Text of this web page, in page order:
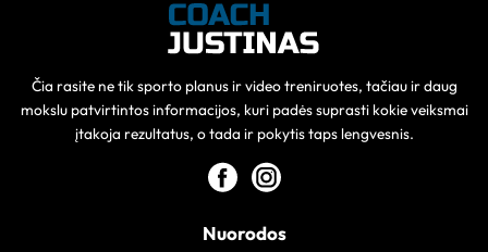
Čia rasite ne tik sporto planus ir video treniruotes, tačiau ir daug
mokslu patvirtintos informacijos, kuri padės suprasti kokie veiksmai
įtakoja rezultatus, o tada ir pokytis taps lengvesnis.
Nuorodos